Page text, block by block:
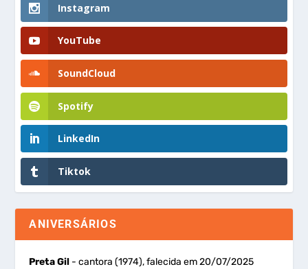
Instagram
YouTube
SoundCloud
Spotify
LinkedIn
Tiktok
ANIVERSÁRIOS
Preta Gil - cantora (1974), falecida em 20/07/2025